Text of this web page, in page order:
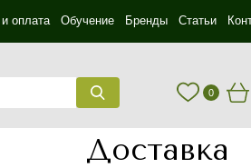
оплата Обучение Бренды Статьи
0
Доставка